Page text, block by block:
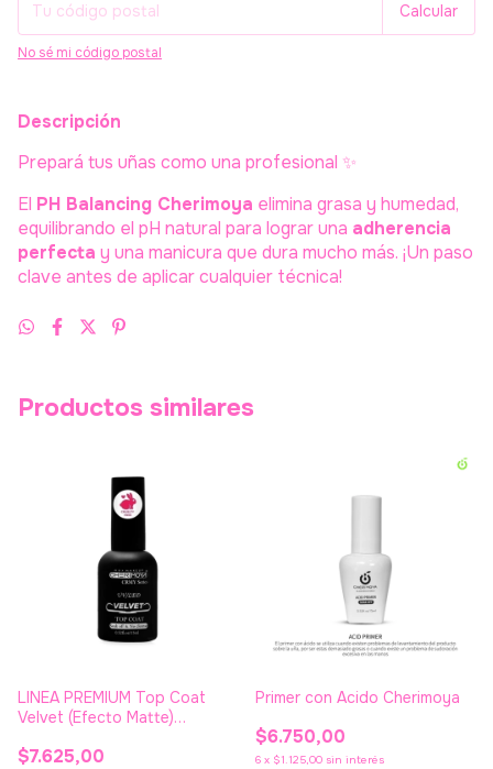
Calcular
No sé mi código postal
Descripción
Prepará tus uñas como una profesional ✨
El PH Balancing Cherimoya elimina grasa y humedad,
equilibrando el pH natural para lograr una adherencia
perfecta y una manicura que dura mucho más. ¡Un paso
clave antes de aplicar cualquier técnica!
Productos similares
LINEA PREMIUM Top Coat
Velvet (Efecto Matte)
$7.625,00
Primer con Acido Cherimoya
$6.750,00
6 x $1.125,00 sin interés